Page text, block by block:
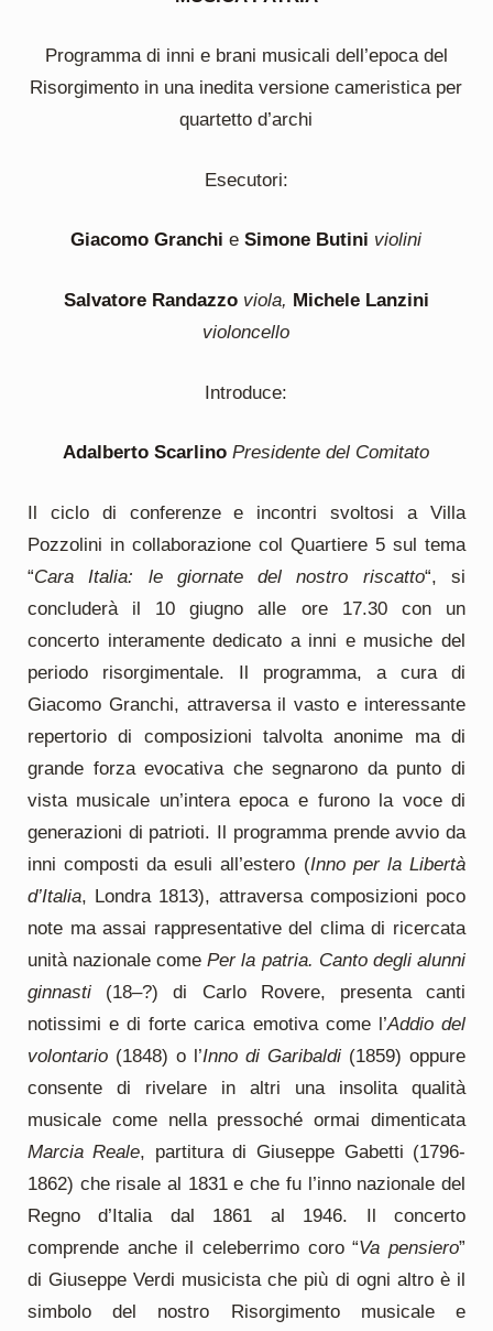
Programma di inni e brani musicali dell’epoca del
Risorgimento in una inedita versione cameristica per
quartetto d’archi
Esecutori:
Giacomo Granchi eSimone Butini violini
Salvatore Randazzo viola, Michele Lanzini
violoncello
Introduce:
Adalberto Scarlino Presidente del Comitato
Il ciclo di conferenze e incontri svoltosi a Villa
Pozzolini in collaborazione col Quartiere 5 sul tema
“Cara Italia: le giornate del nostro riscatto“, si
concluderà il 10 giugno alle ore 17.30 con un
concerto interamente dedicato a inni e musiche del
periodo risorgimentale. Il programma, a cura di
Giacomo Granchi, attraversa il vasto e interessante
repertorio di composizioni talvolta anonime ma di
grande forza evocativa che segnarono da punto di
vista musicale un’intera epoca e furono la voce di
generazioni di patrioti. Il programma prende avvio da
inni composti da esuli all’estero (Inno per la Libertà
d’Italia, Londra 1813), attraversa composizioni poco
note ma assai rappresentative del clima di ricercata
unità nazionale comePer la patria. Canto degli alunni
ginnasti (18–?) di Carlo Rovere, presenta canti
notissimi e di forte carica emotiva come l’Addio del
volontario(1848) o l’Inno di Garibaldi (1859) oppure
consente di rivelare in altri una insolita qualità
musicale come nella pressoché ormai dimenticata
Marcia Reale, partitura di Giuseppe Gabetti (1796-
1862) che risale al 1831 e che fu l’inno nazionale del
Regno d’Italia dal 1861 al 1946. Il concerto
comprende anche il celeberrimo coro “Va pensiero”
di Giuseppe Verdi musicista che più di ogni altro è il
simbolo del nostro Risorgimento musicale e